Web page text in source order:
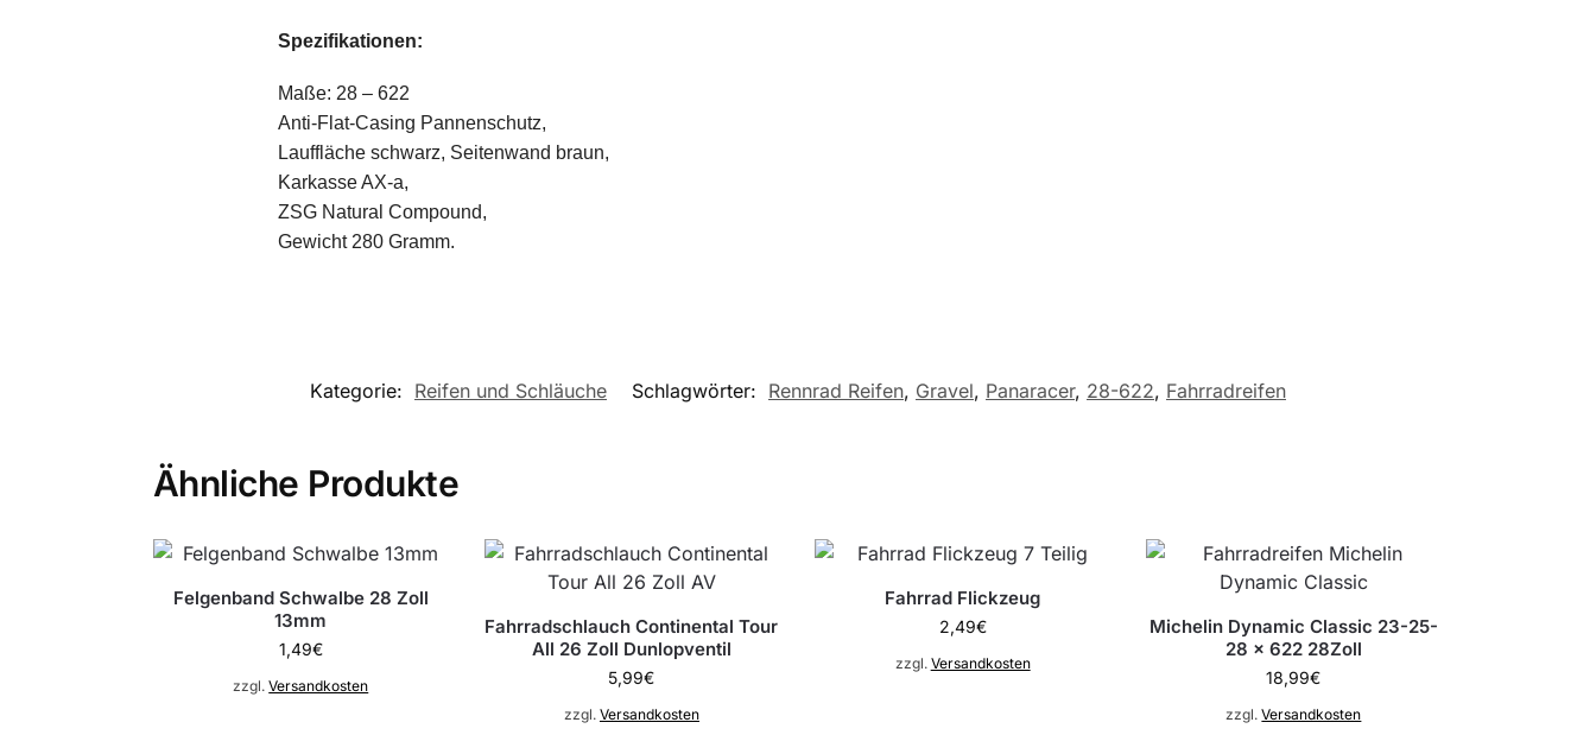
Spezifikationen:
Maße: 28 – 622
Anti-Flat-Casing Pannenschutz,
Lauffläche schwarz, Seitenwand braun,
Karkasse AX-a,
ZSG Natural Compound,
Gewicht 280 Gramm.
Kategorie: Reifen und Schläuche Schlagwörter: Rennrad Reifen, Gravel, Panaracer, 28-622, Fahrradreifen
Ähnliche Produkte
Felgenband Schwalbe 28 Zoll
13mm
1,49€
zzgl.Versandkosten
Fahrradschlauch Continental Tour
All 26 Zoll Dunlopventil
5,99€
zzgl. Versandkosten
Fahrrad Flickzeug
2,49€
zzgl. Versandkosten
Michelin Dynamic Classic 23-25-
28 x 622 28Zoll
18,99€
zzgl.Versandkosten